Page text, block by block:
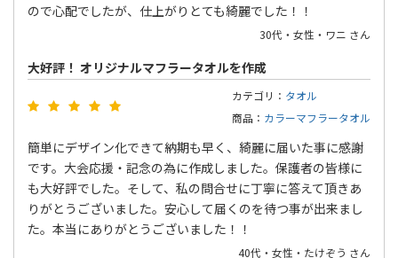
ので心配でしたが、仕上がりとても綺麗でした！！
30代・女性・ワニ さん
大好評！ オリジナルマフラータオルを作成
カテゴリ： タオル
商品： カラーマフラータオル
簡単にデザイン化できて納期も早く、綺麗に届いた事に感謝
です。大会応援・記念の為に作成しました。保護者の皆様に
も大好評でした。そして、私の問合せに丁寧に答えて頂きあ
りがとうございました。安心して届くのを待つ事が出来まし
た。本当にありがとうございました！！
40代・女性・たけぞう さん